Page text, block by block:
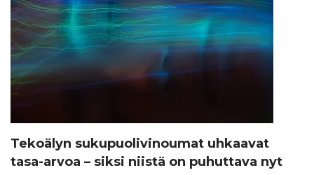
Tekoälyn sukupuolivinoumat uhkaavat
tasa-arvoa – siksi niistä on puhuttava nyt